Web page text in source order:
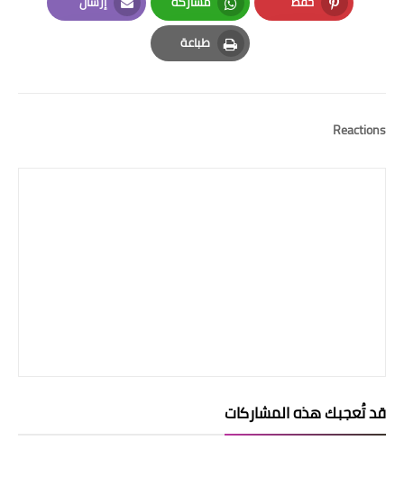
Pinterest
Whatsapp
Email
طباعة
Print
Reactions
قد تُعجبك هذه المشاركات